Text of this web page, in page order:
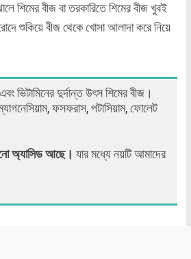
শিমের বীজ বা তরকারিতে শিমের বীজ খুবই
শুকিয়ে বীজ থেকে খোসা আলাদা করে নিয়ে
ভিটামিনের দুর্দান্ত উৎস শিমের বীজ।
ফসফরাস, পটাসিয়াম, ফোলেট
অ্যাসিড আছে। যার মধ্যে নয়টি আমাদের